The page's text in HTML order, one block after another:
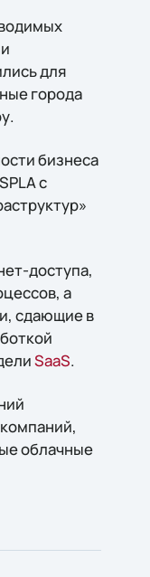
для
города
бизнеса
с
доступа,
а
сдающие в
SaaS.
облачные